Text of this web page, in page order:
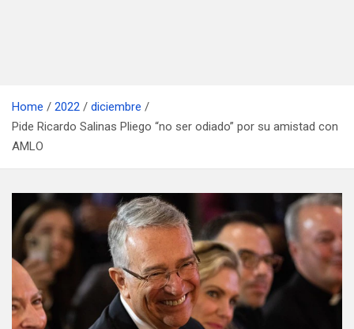
Home 2022
diciembre
Pide Ricardo Salinas Pliego “no ser odiado” por su amistad con
AMLO